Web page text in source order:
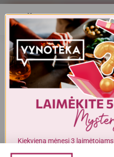
AMŽIAUS
Turite
Alkoholinius gėrimus gali įsigyti tik
kaip 20
Kiekvieną mėnesį 3
gurmaniškais „Vynoteka“